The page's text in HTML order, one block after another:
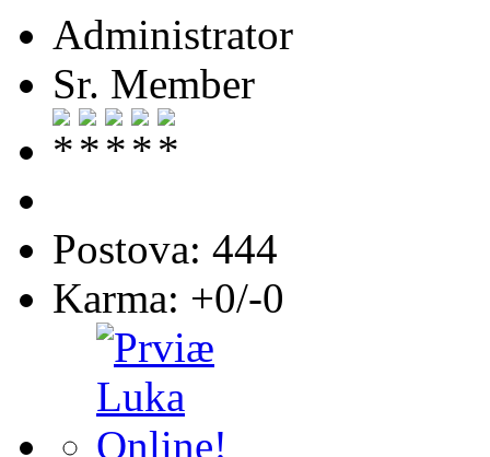
Administrator
Sr. Member
Postova: 444
Karma: +0/-0